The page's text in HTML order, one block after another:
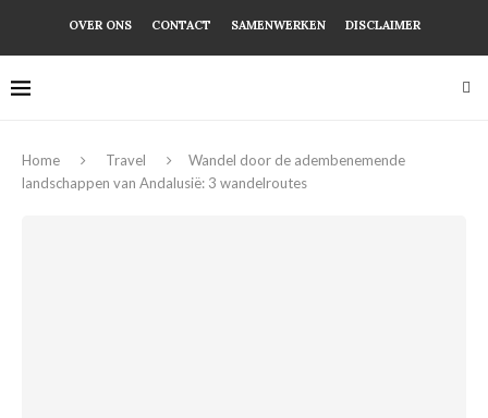
OVER ONS CONTACT SAMENWERKEN DISCLAIMER
Home Travel
Wandel door de adembenemende
landschappen van Andalusië: 3 wandelroutes